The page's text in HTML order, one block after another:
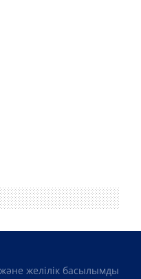
желілік басылымды